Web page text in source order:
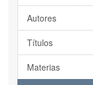
Autores
Títulos
Materias